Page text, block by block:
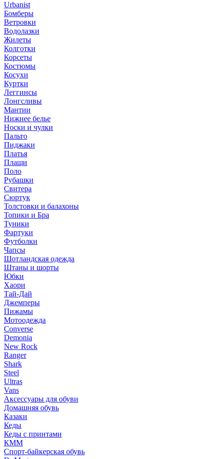
Urbanist
Бомберы
Ветровки
Водолазки
Жилеты
Колготки
Корсеты
Костюмы
Косухи
Куртки
Леггинсы
Лонгсливы
Мантии
Нижнее белье
Носки и чулки
Пальто
Пиджаки
Платья
Плащи
Поло
Рубашки
Свитера
Сюртук
Толстовки и балахоны
Топики и Бра
Туники
Фартуки
Футболки
Чапсы
Шотландская одежда
Штаны и шорты
Юбки
Хаори
Тай-Дай
Джемперы
Пижамы
Мотоодежда
Converse
Demonia
New Rock
Ranger
Shark
Steel
Ultras
Vans
Аксессуары для обуви
Домашняя обувь
Казаки
Кеды
Кеды с принтами
КММ
Спорт-байкерская обувь